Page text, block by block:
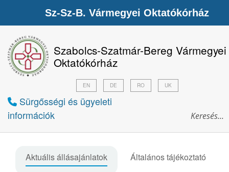
Szabolcs-Szatmár-Bereg Vármegyei
Oktatókórház
Sürgősségi és ügyeleti
információk
EN DE RO UK
Aktuális állásajánlatok Általános tájékoztató
Sz-Sz-B. Vármegyei Oktatókórház